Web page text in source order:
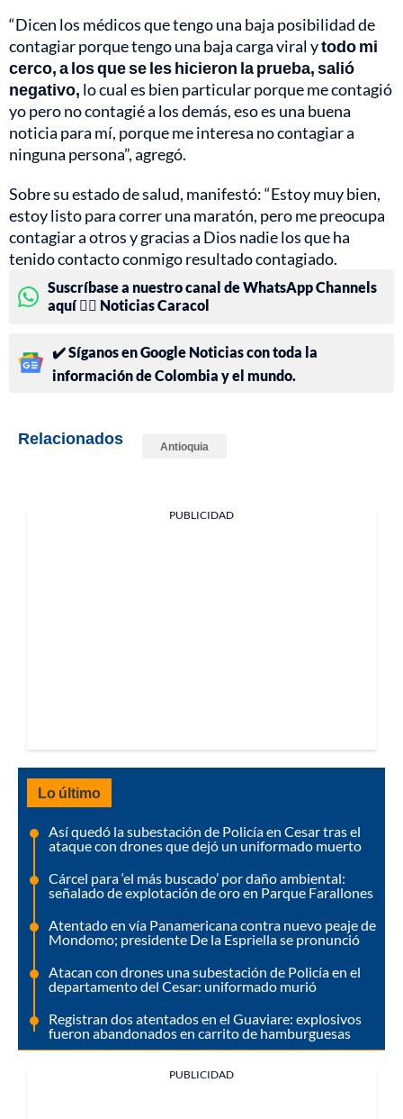
“Dicen los médicos que tengo una baja posibilidad de
contagiar porque tengo una baja carga viral ytodo mi
cerco, a los que se les hicieron la prueba, salió
negativo, lo cual es bien particular porque me contagió
yo pero no contagié a los demás, eso es una buena
noticia para mí, porque me interesa no contagiar a
ninguna persona”, agregó.
Sobre su estado de salud, manifestó: “Estoy muy bien,
estoy listo para correr una maratón, pero me preocupa
contagiar a otros y gracias a Dios nadie los que ha
tenido contacto conmigo resultado contagiado.
Suscríbase a nuestro canal de WhatsApp Channels
aquí 👉🏻 Noticias Caracol
✔️ Síganos en Google Noticias con toda la
información de Colombia y el mundo.
Relacionados Antioquia
PUBLICIDAD
Lo último
Así quedó la subestación de Policía en Cesar tras el
ataque con drones que dejó un uniformado muerto
Cárcel para ‘el más buscado’ por daño ambiental:
señalado de explotación de oro en Parque Farallones
Atentado en vía Panamericana contra nuevo peaje de
Mondomo; presidente De la Espriella se pronunció
Atacan con drones una subestación de Policía en el
departamento del Cesar: uniformado murió
Registran dos atentados en el Guaviare: explosivos
fueron abandonados en carrito de hamburguesas
PUBLICIDAD